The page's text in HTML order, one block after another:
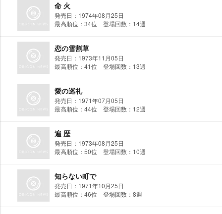
命 火
発売日：1974年08月25日
最高順位：34位 登場回数：14週
恋の雪割草
発売日：1973年11月05日
最高順位：41位 登場回数：13週
愛の巡礼
発売日：1971年07月05日
最高順位：44位 登場回数：12週
遍 歴
発売日：1973年08月25日
最高順位：50位 登場回数：10週
知らない町で
発売日：1971年10月25日
最高順位：46位 登場回数：8週